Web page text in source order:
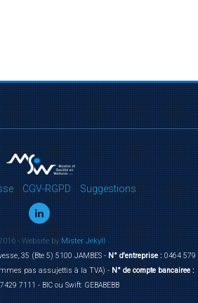
CGV-RGPD Suggestions
- Website byMister Jekyll
35 (Bte 5) 5100 JAMBES -N° d'entreprise :0464 579
pas assujettis à la TVA) -N° de compte bancairee :
7111 - BIC ou Swift: GEBABEBB